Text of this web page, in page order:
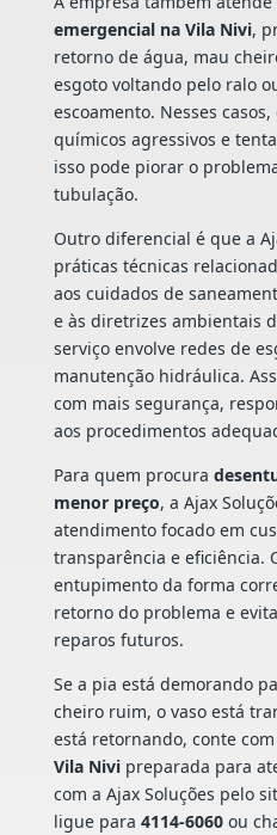
emergencial na Vila Nivi,
retorno de água, mau
esgoto voltando pelo ralo
escoamento. Nesses
químicos agressivos e
isso pode piorar o
tubulação.
Outro diferencial é que a
práticas técnicas
aos cuidados de
e às diretrizes ambientais
serviço envolve redes de
manutenção hidráulica.
com mais segurança,
aos procedimentos
Para quem procura
menor preço, a Ajax
atendimento focado em
transparência e eficiência.
entupimento da forma
retorno do problema e
reparos futuros.
Se a pia está demorando
cheiro ruim, o vaso está
está retornando, conte
Vila Nivipreparada para
com a Ajax Soluções pelo
ligue para 4114-6060ou